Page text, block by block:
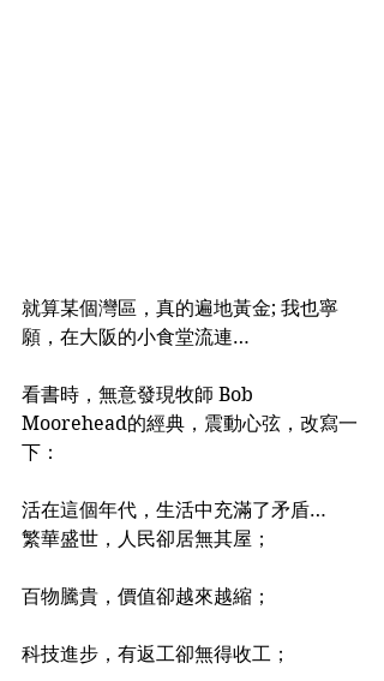
就算某個灣區，真的遍地黃金; 我也寧
願，在大阪的小食堂流連…
看書時，無意發現牧師 Bob
Moorehead的經典，震動心弦，改寫一
下：
活在這個年代，生活中充滿了矛盾…
繁華盛世，人民卻居無其屋；
百物騰貴，價值卻越來越縮；
科技進步，有返工卻無得收工；